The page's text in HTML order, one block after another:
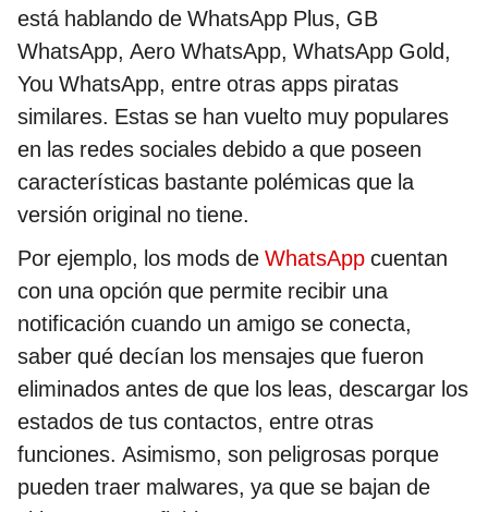
está hablando de WhatsApp Plus, GB
WhatsApp, Aero WhatsApp, WhatsApp Gold,
You WhatsApp, entre otras apps piratas
similares. Estas se han vuelto muy populares
en las redes sociales debido a que poseen
características bastante polémicas que la
versión original no tiene.
Por ejemplo, los mods de WhatsApp cuentan
con una opción que permite recibir una
notificación cuando un amigo se conecta,
saber qué decían los mensajes que fueron
eliminados antes de que los leas, descargar los
estados de tus contactos, entre otras
funciones. Asimismo, son peligrosas porque
pueden traer malwares, ya que se bajan de